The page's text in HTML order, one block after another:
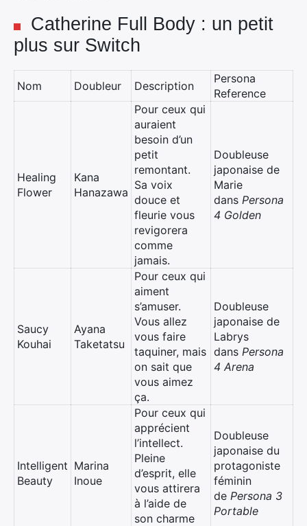
Catherine Full Body : un petit
plus sur Switch
Nom Doubleur Description
Persona
Reference
Healing
Flower
Kana
Hanazawa
Pour ceux qui
auraient
besoin d’un
petit
remontant.
Sa voix
douce et
fleurie vous
revigorera
comme
jamais.
Doubleuse
japonaise de
Marie
dans Persona
4 Golden
Saucy
Kouhai
Ayana
Taketatsu
Pour ceux qui
aiment
s’amuser.
Vous allez
vous faire
taquiner, mais
on sait que
vous aimez
ça.
Doubleuse
japonaise de
Labrys
dans Persona
4 Arena
Intelligent
Beauty
Marina
Inoue
Pour ceux qui
apprécient
l’intellect.
Pleine
d’esprit, elle
vous attirera
à l’aide de
son charme
Doubleuse
japonaise du
protagoniste
féminin
de Persona 3
Portable